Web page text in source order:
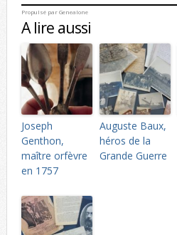
Propulsé par Genealone
A lire aussi
Joseph
Genthon,
maître orfèvre
en 1757
Auguste Baux,
héros de la
Grande Guerre